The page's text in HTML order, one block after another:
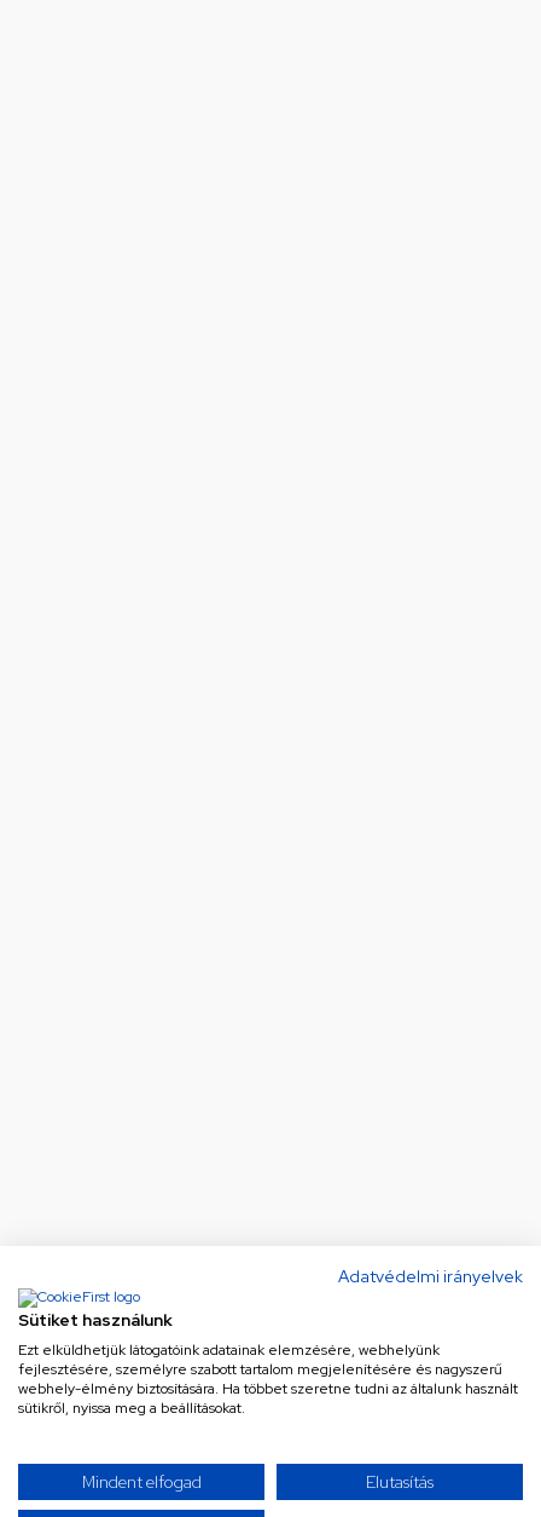
Adatvédelmi irányelvek
Sütiket használunk
Ezt elküldhetjük látogatóink adatainak elemzésére, webhelyünk
fejlesztésére, személyre szabott tartalom megjelenítésére és nagyszerű
webhely-élmény biztosítására. Ha többet szeretne tudni az általunk használt
sütikről, nyissa meg a beállításokat.
Mindent elfogad Elutasítás